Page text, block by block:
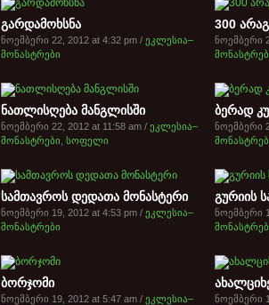
გარდამოხსნა
ნოემბერი 22, 2012 at 4:32 pm / ეკლესია–
მონასტრები
300
ნოემბერი
ნათლისღება მანგლისში
ნოემბერი 22, 2012 at 11:58 am / ეკლესია–
მონასტრები სოფელი
ბერად
ნოემბერი
სამთავროს დედათა მონასტერი
ნოემბერი 19, 2012 at 4:53 pm / ეკლესია–
მონასტრები
გურიის
ნოემბერი
ბორჯომი
ნოემბერი 19, 2012 at 5:47 am / ეკლესია–
ნოემბერი